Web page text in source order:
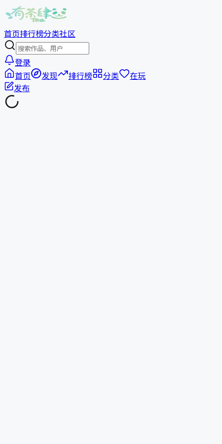
首页排行榜分类社区
登录
首页
发现 排行榜 分类
在玩
发布